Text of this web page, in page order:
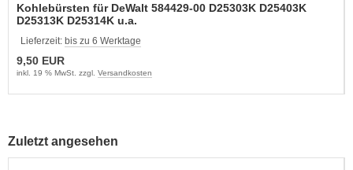
Kohlebürsten für DeWalt 584429-00 D25303K D25403K
D25313K D25314K u.a.
Lieferzeit: bis zu 6 Werktage
9,50 EUR
inkl. 19 % MwSt. zzgl. Versandkosten
Zuletzt angesehen